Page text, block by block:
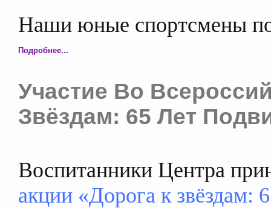
Наши юные спортсмены
Подробнее...
Участие Во
Звёздам: 65 Лет
Воспитанники Центра
акции «Дорога к звёздам: